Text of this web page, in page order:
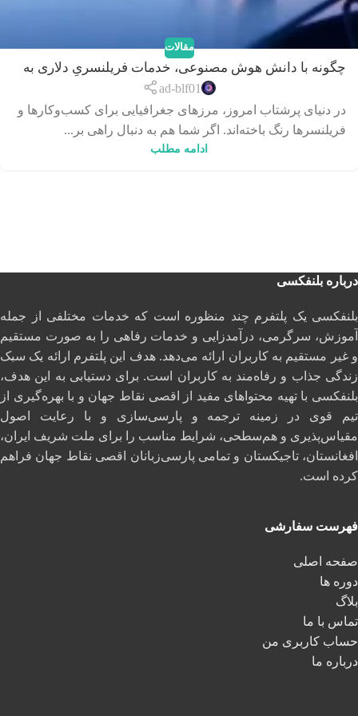
مقالات
چگونه با دانش هوش مصنوعی، خدمات فریلنسریِ دلاری به
بازارهای جهانی بفروشیم؟ad-blf01
در دنیای پرشتاب امروز، مرزهای جغرافیایی برای کسب‌وکارها و
فریلنسرها رنگ باخته‌اند. اگر شما هم به دنبال راهی بر...
ادامه مطلب
درباره بلنفکسی
بلنفکسی یک پلتفرم چند منظوره است که خدمات مختلفی از جمله
آموزش، سرگرمی، درآمدزایی و خدمات رفاهی را به صورت مستقیم
و غیر مستقیم به کاربران ارائه می‌دهد. هدف این پلتفرم ارائه یک سبک
زندگی جذاب و رفاه‌مند به کاربران است. برای دستیابی به این هدف،
بلنفکسی با تهیه محتواهای مفید از اقصی نقاط جهان و با بهره‌گیری از
تیم قوی در زمینه ترجمه و پارسی‌سازی و با رعایت اصول
مقیاس‌پذیری و هم‌سطحی، شرایط مناسب را برای ملت شریف ایران،
افغانستان، تاجیکستان و تمامی پارسی‌زبانان اقصی نقاط جهان فراهم
کرده است.
فهرست سفارشی
صفحه اصلی
دوره ها
بلاگ
تماس با ما
حساب کاربری من
درباره ما